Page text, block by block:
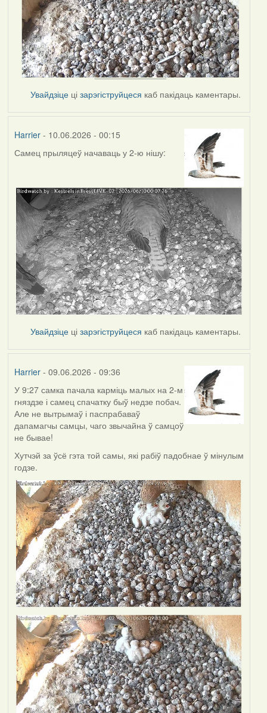
Увайдзіце цізарэгіструйцеся каб пакідаць каментары.
Harrier- 10.06.2026 - 00:15
Самец прыляцеў начаваць у 2-ю нішу:
Увайдзіце цізарэгіструйцеся каб пакідаць каментары.
Harrier- 09.06.2026 - 09:36
У 9:27 самка пачала карміць малых на 2-м
гняздзе і самец спачатку быў недзе побач.
Але не вытрымаў і паспрабаваў
дапамагчы самцы, чаго звычайна ў самцоў
не бывае!
Хутчэй за ўсё гэта той самы, які рабіў падобнае ў мінулым
годзе.